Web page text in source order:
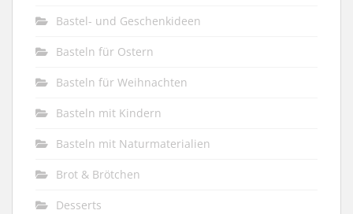
Bastel- und Geschenkideen
Basteln für Ostern
Basteln für Weihnachten
Basteln mit Kindern
Basteln mit Naturmaterialien
Brot & Brötchen
Desserts